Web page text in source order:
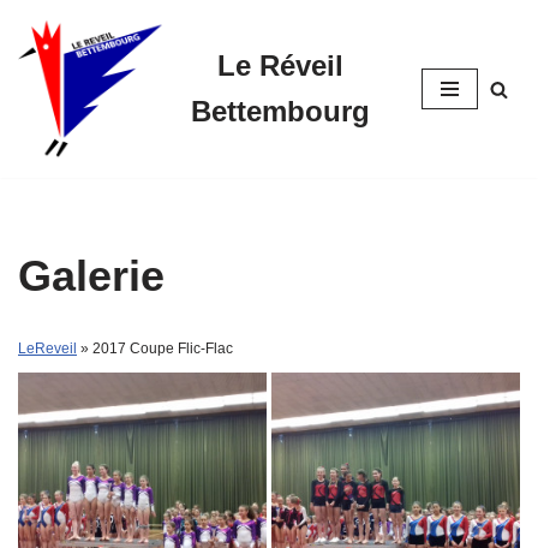
Skip
content
Le Réveil
Bettembourg
Galerie
LeReveil » 2017 Coupe Flic-Flac